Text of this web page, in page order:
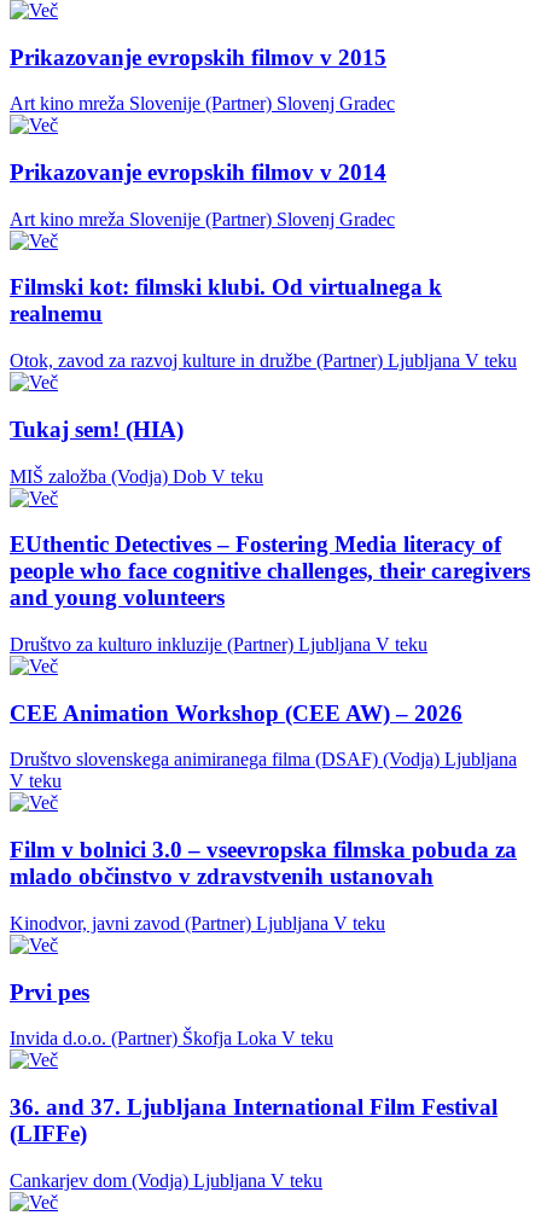
Prikazovanje evropskih filmov v 2015
Art kino mreža Slovenije (Partner) Slovenj Gradec
Prikazovanje evropskih filmov v 2014
Art kino mreža Slovenije (Partner) Slovenj Gradec
Filmski kot: filmski klubi. Od virtualnega k
realnemu
Otok, zavod za razvoj kulture in družbe (Partner) Ljubljana V teku
Tukaj sem! (HIA)
MIŠ založba (Vodja) Dob V teku
EUthentic Detectives – Fostering Media literacy of
people who face cognitive challenges, their caregivers
and young volunteers
Društvo za kulturo inkluzije (Partner) Ljubljana V teku
CEE Animation Workshop (CEE AW) – 2026
Društvo slovenskega animiranega filma (DSAF) (Vodja) Ljubljana
V teku
Film v bolnici 3.0 – vseevropska filmska pobuda za
mlado občinstvo v zdravstvenih ustanovah
Kinodvor, javni zavod (Partner) Ljubljana V teku
Prvi pes
Invida d.o.o. (Partner) Škofja Loka V teku
36. and 37. Ljubljana International Film Festival
(LIFFe)
Cankarjev dom (Vodja) Ljubljana V teku